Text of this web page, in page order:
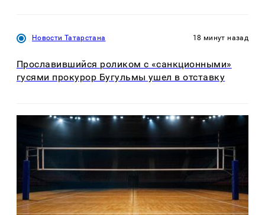
Новости Татарстана 18 минут назад
Прославившийся роликом с «санкционными»
гусями прокурор Бугульмы ушел в отставку